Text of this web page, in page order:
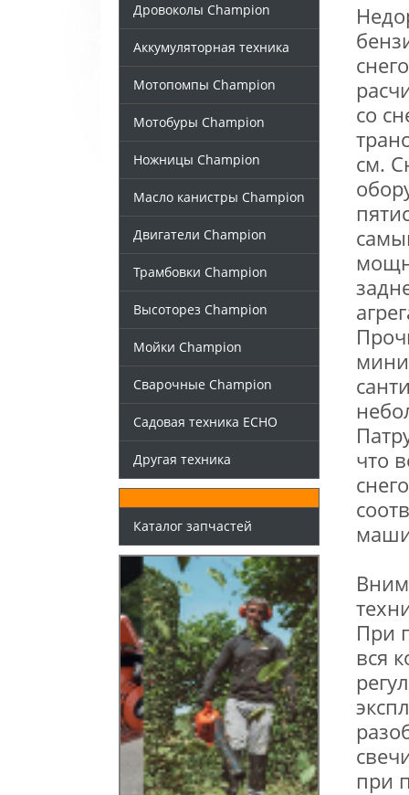
Дровоколы Champion
Аккумуляторная техника
Мотопомпы Champion
Мотобуры Champion
Ножницы Champion
Масло канистры Champion
Двигатели Champion
Трамбовки Champion
Высоторез Champion
Мойки Champion
Сварочные Champion
Садовая техника ECHO
Другая техника
Каталог запчастей
со
см.
что
При
вся
при